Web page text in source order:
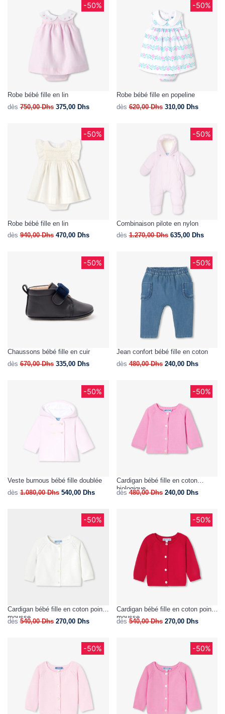
-50%
Robe bébé fille en lin
dès 750,00Dhs 375,00 Dhs
-50%
Robe bébé fille en popeline
dès 620,00Dhs 310,00 Dhs
-50%
Robe bébé fille en lin
dès 940,00Dhs 470,00 Dhs
-50%
Combinaison pilote en nylon
dès 1.270,00Dhs 635,00 Dhs
-50%
Chaussons bébé fille en cuir
dès 670,00Dhs 335,00 Dhs
-50%
Jean confort bébé fille en coton
dès 480,00Dhs 240,00 Dhs
-50%
Veste burnous bébé fille doublée
dès 1.080,00Dhs 540,00 Dhs
-50%
Cardigan bébé fille en coton
biologique
dès 480,00Dhs 240,00 Dhs
-50%
Cardigan bébé fille en coton point
mousse
dès 540,00Dhs 270,00 Dhs
-50%
Cardigan bébé fille en coton point
mousse
dès 540,00Dhs 270,00 Dhs
-50% -50%